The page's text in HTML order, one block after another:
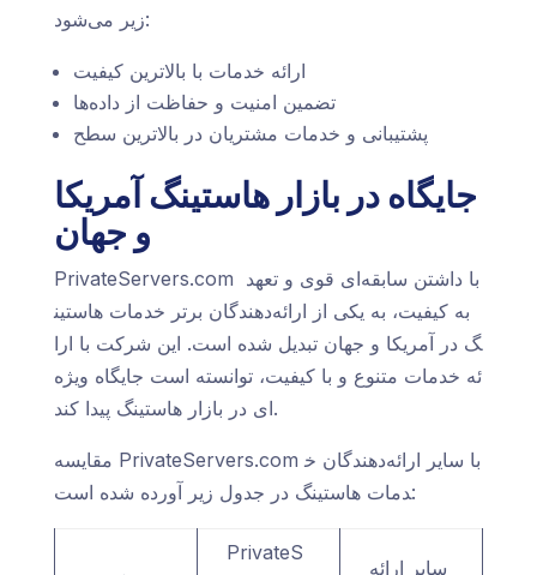
زیر می‌شود:
ارائه خدمات با بالاترین کیفیت
تضمین امنیت و حفاظت از داده‌ها
پشتیبانی و خدمات مشتریان در بالاترین سطح
جایگاه در بازار هاستینگ آمریکا
و جهان
PrivateServers.com با داشتن سابقه‌ای قوی و تعهد
به کیفیت، به یکی از ارائه‌دهندگان برتر خدمات هاستین
گ در آمریکا و جهان تبدیل شده است. این شرکت با ارا
ئه خدمات متنوع و با کیفیت، توانسته است جایگاه ویژه‌
ای در بازار هاستینگ پیدا کند.
مقایسه PrivateServers.com با سایر ارائه‌دهندگان خ
دمات هاستینگ در جدول زیر آورده شده است:
PrivateS
سایر ارائه‌